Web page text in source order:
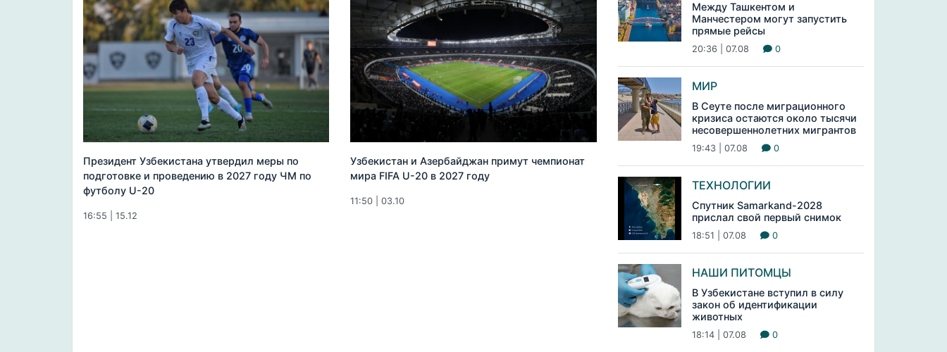
Президент Узбекистана утвердил меры по
подготовке и проведению в 2027 году ЧМ по
футболу U-20
16:55 | 15.12
Узбекистан и Азербайджан примут чемпионат
мира FIFA U-20 в 2027 году
11:50 | 03.10
Между Ташкентом и
Манчестером могут запустить
прямые рейсы
20:36 | 07.08 0
МИР
В Сеуте после миграционного
кризиса остаются около тысячи
несовершеннолетних мигрантов
19:43 | 07.08 0
ТЕХНОЛОГИИ
Спутник Samarkand-2028
прислал свой первый снимок
18:51 | 07.08 0
НАШИ ПИТОМЦЫ
В Узбекистане вступил в силу
закон об идентификации
животных
18:14 | 07.08 0